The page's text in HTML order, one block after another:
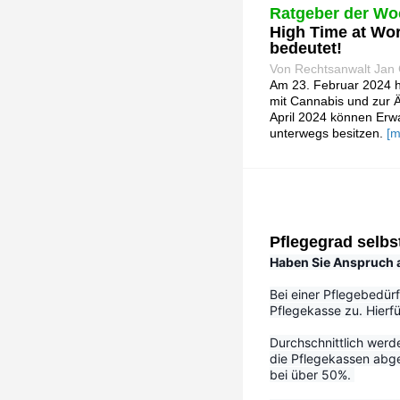
Ratgeber der
High Time at
bedeutet!
Von Rechtsanwalt
Am 23. Februar 2024
mit Cannabis und zur
April 2024 können
unterwegs besitzen.
Pflegegrad
Haben Sie
Bei einer
Pflegekasse zu.
Durchschnittlich
die Pflegekassen
bei über 50%.